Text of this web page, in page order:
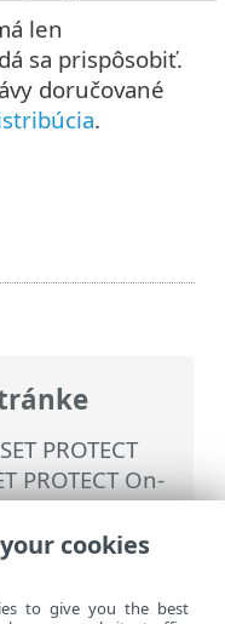
PROTECT
PROTECT On-
On-
oznámení>
len
sa prispôsobiť.
doručované
.
cookies
to give you the best